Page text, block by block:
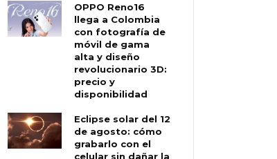
OPPO Reno16
llega a Colombia
con fotografía de
móvil de gama
alta y diseño
revolucionario 3D:
precio y
disponibilidad
Eclipse solar del 12
de agosto: cómo
grabarlo con el
celular sin dañar la